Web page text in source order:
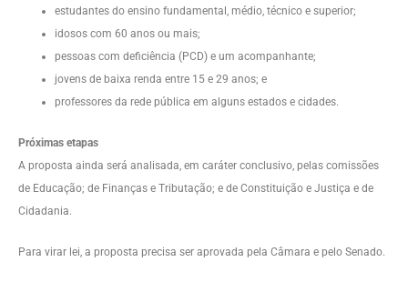
estudantes do ensino fundamental, médio, técnico e superior;
idosos com 60 anos ou mais;
pessoas com deficiência (PCD) e um acompanhante;
jovens de baixa renda entre 15 e 29 anos; e
professores da rede pública em alguns estados e cidades.
Próximas etapas
A proposta ainda será analisada, em caráter conclusivo, pelas comissões
de Educação; de Finanças e Tributação; e de Constituição e Justiça e de
Cidadania.
Para virar lei, a proposta precisa ser aprovada pela Câmara e pelo Senado.